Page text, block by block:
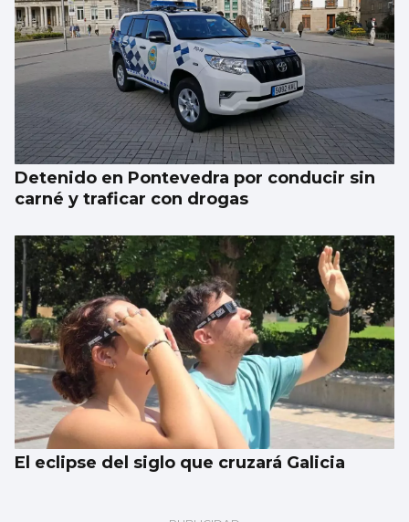
Detenido en Pontevedra por conducir sin
carné y traficar con drogas
El eclipse del siglo que cruzará Galicia